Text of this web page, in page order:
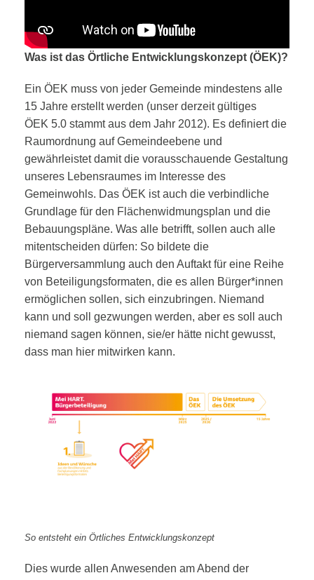
Was ist das Örtliche Entwicklungskonzept (ÖEK)?
Ein ÖEK muss von jeder Gemeinde mindestens alle
15 Jahre erstellt werden (unser derzeit gültiges
ÖEK 5.0 stammt aus dem Jahr 2012). Es definiert die
Raumordnung auf Gemeindeebene und
gewährleistet damit die vorausschauende Gestaltung
unseres Lebensraumes im Interesse des
Gemeinwohls. Das ÖEK ist auch die verbindliche
Grundlage für den Flächenwidmungsplan und die
Bebauungspläne. Was alle betrifft, sollen auch alle
mitentscheiden dürfen: So bildete die
Bürgerversammlung auch den Auftakt für eine Reihe
von Beteiligungsformaten, die es allen Bürger*innen
ermöglichen sollen, sich einzubringen. Niemand
kann und soll gezwungen werden, aber es soll auch
niemand sagen können, sie/er hätte nicht gewusst,
dass man hier mitwirken kann.
So entsteht ein Örtliches Entwicklungskonzept
Dies wurde allen Anwesenden am Abend der